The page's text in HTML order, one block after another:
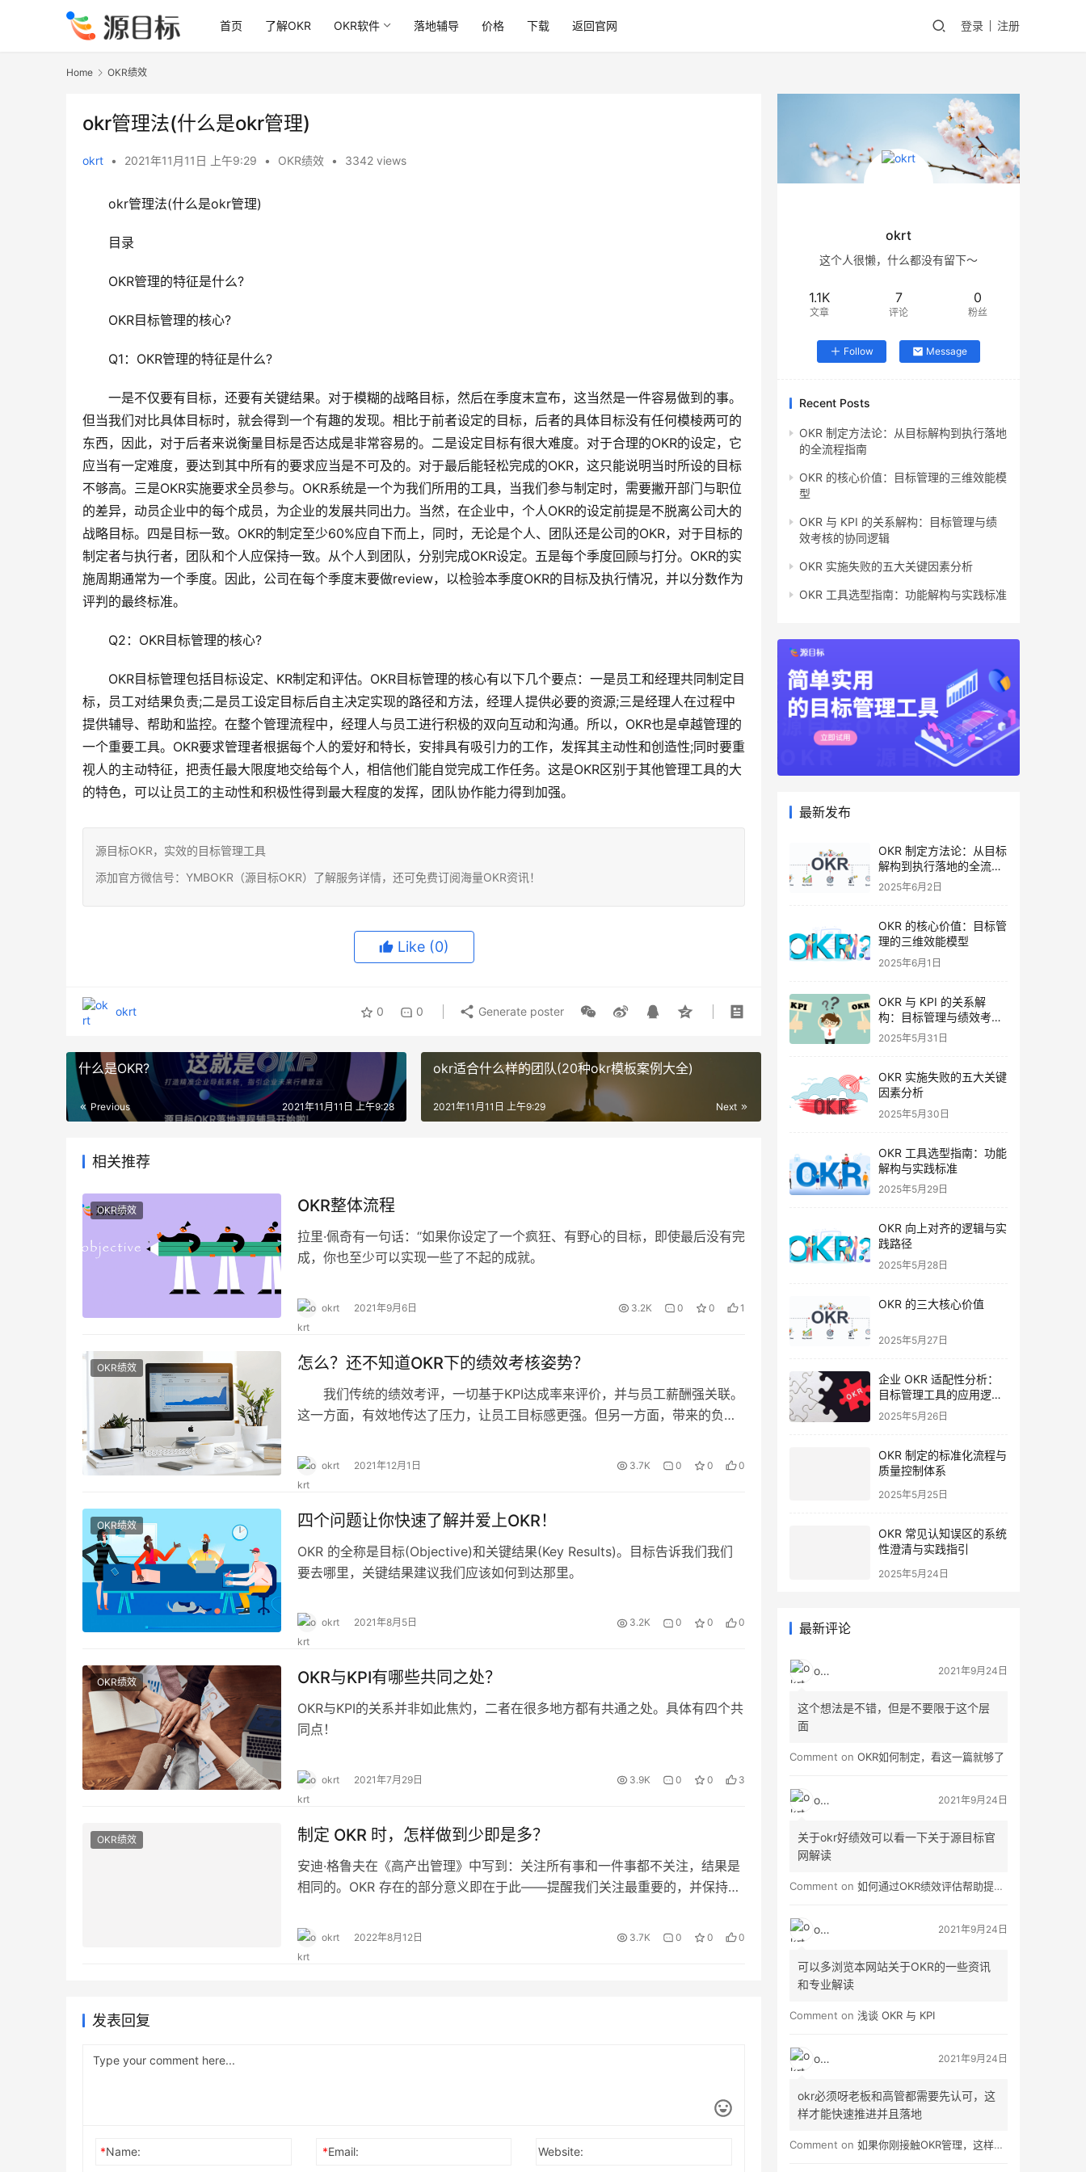
首页 了解OKR OKR软件 落地辅导 价格 下载 返回官网 登录 注册
Home OKR绩效
okr管理法(什么是okr管理)
okrt • 2021年11月11日 上午9:29 • OKR绩效 • 3342 views
okr管理法(什么是okr管理)
目录
OKR管理的特征是什么?
OKR目标管理的核心?
Q1：OKR管理的特征是什么?
一是不仅要有目标，还要有关键结果。对于模糊的战略目标，然后在季度末宣布，这当然是一件容易做到的事。
但当我们对比具体目标时，就会得到一个有趣的发现。相比于前者设定的目标，后者的具体目标没有任何模棱两可的
东西，因此，对于后者来说衡量目标是否达成是非常容易的。二是设定目标有很大难度。对于合理的OKR的设定，它
应当有一定难度，要达到其中所有的要求应当是不可及的。对于最后能轻松完成的OKR，这只能说明当时所设的目标
不够高。三是OKR实施要求全员参与。OKR系统是一个为我们所用的工具，当我们参与制定时，需要撇开部门与职位
的差异，动员企业中的每个成员，为企业的发展共同出力。当然，在企业中，个人OKR的设定前提是不脱离公司大的
战略目标。四是目标一致。OKR的制定至少60%应自下而上，同时，无论是个人、团队还是公司的OKR，对于目标的
制定者与执行者，团队和个人应保持一致。从个人到团队，分别完成OKR设定。五是每个季度回顾与打分。OKR的实
施周期通常为一个季度。因此，公司在每个季度末要做review，以检验本季度OKR的目标及执行情况，并以分数作为
评判的最终标准。
Q2：OKR目标管理的核心?
OKR目标管理包括目标设定、KR制定和评估。OKR目标管理的核心有以下几个要点：一是员工和经理共同制定目
标，员工对结果负责;二是员工设定目标后自主决定实现的路径和方法，经理人提供必要的资源;三是经理人在过程中
提供辅导、帮助和监控。在整个管理流程中，经理人与员工进行积极的双向互动和沟通。所以，OKR也是卓越管理的
一个重要工具。OKR要求管理者根据每个人的爱好和特长，安排具有吸引力的工作，发挥其主动性和创造性;同时要重
视人的主动特征，把责任最大限度地交给每个人，相信他们能自觉完成工作任务。这是OKR区别于其他管理工具的大
的特色，可以让员工的主动性和积极性得到最大程度的发挥，团队协作能力得到加强。
源目标OKR，实效的目标管理工具
添加官方微信号：YMBOKR（源目标OKR）了解服务详情，还可免费订阅海量OKR资讯！
Like (0)
okrt 0 0 Generate poster
什么是OKR?
Previous 2021年11月11日 上午9:28
okr适合什么样的团队(20种okr模板案例大全)
Next
2021年11月11日 上午9:29
相关推荐
OKR绩效 OKR整体流程
拉里·佩奇有一句话：“如果你设定了一个疯狂、有野心的目标，即使最后没有完
成，你也至少可以实现一些了不起的成就。
okrt 2021年9月6日 3.2K 0 0 1
OKR绩效 怎么？还不知道OKR下的绩效考核姿势？
我们传统的绩效考评，一切基于KPI达成率来评价，并与员工薪酬强关联。
这一方面，有效地传达了压力，让员工目标感更强。但另一方面，带来的负面
时的博弈，故意扭曲将非关键绩效指标设定为KPI等。于是，你会看到一些有意
思的现象，就是各部门的KPI都完成了，唯独公司的KPI没有完成。 但…
okrt 2021年12月1日 3.7K 0 0 0
OKR绩效 四个问题让你快速了解并爱上OKR！
OKR 的全称是目标(Objective)和关键结果(Key Results)。目标告诉我们我们
要去哪里，关键结果建议我们应该如何到达那里。
okrt 2021年8月5日 3.2K 0 0 0
OKR绩效 OKR与KPI有哪些共同之处？
OKR与KPI的关系并非如此焦灼，二者在很多地方都有共通之处。具体有四个共
同点！
okrt 2021年7月29日 3.9K 0 0 3
OKR绩效 制定 OKR 时，怎样做到少即是多？
安迪·格鲁夫在《高产出管理》中写到：关注所有事和一件事都不关注，结果是
相同的。OKR 存在的部分意义即在于此——提醒我们关注最重要的，并保持聚
个左右是比较合理的。 那么，如何控制 OKR 的数量呢？ 一、找到关键驱动因
素 制定 OKR 时不要胡子眉毛一把抓，而应当找到关键驱动因…
okrt 2022年8月12日 3.7K 0 0 0
发表回复
*Name: *Email: Website:
okrt
这个人很懒，什么都没有留下～
1.1K
文章
7
评论
0
粉丝
Follow Message
Recent Posts
OKR 制定方法论：从目标解构到执行落地
的全流程指南
OKR 的核心价值：目标管理的三维效能模
型
OKR 与 KPI 的关系解构：目标管理与绩
效考核的协同逻辑
OKR 实施失败的五大关键因素分析
OKR 工具选型指南：功能解构与实践标准
最新发布
OKR 制定方法论：从目标
解构到执行落地的全流程
指南
2025年6月2日
OKR 的核心价值：目标管
理的三维效能模型
2025年6月1日
OKR 与 KPI 的关系解
构：目标管理与绩效考核
的协同逻辑
2025年5月31日
OKR 实施失败的五大关键
因素分析
2025年5月30日
OKR 工具选型指南：功能
解构与实践标准
2025年5月29日
OKR 向上对齐的逻辑与实
践路径
2025年5月28日
OKR 的三大核心价值
2025年5月27日
企业 OKR 适配性分析：
目标管理工具的应用逻辑
与实践要点
2025年5月26日
OKR 制定的标准化流程与
质量控制体系
2025年5月25日
OKR 常见认知误区的系统
性澄清与实践指引
2025年5月24日
最新评论
2021年9月24日
这个想法是不错，但是不要限于这个层
面
Comment on OKR如何制定，看这一篇就够了
2021年9月24日
关于okr好绩效可以看一下关于源目标官
网解读
Comment on 如何通过OKR绩效评估帮助提高员工绩效？
2021年9月24日
可以多浏览本网站关于OKR的一些资讯
和专业解读
Comment on 浅谈 OKR 与 KPI
2021年9月24日
okr必须呀老板和高管都需要先认可，这
样才能快速推进并且落地
Comment on 如果你刚接触OKR管理，这样做就对了！